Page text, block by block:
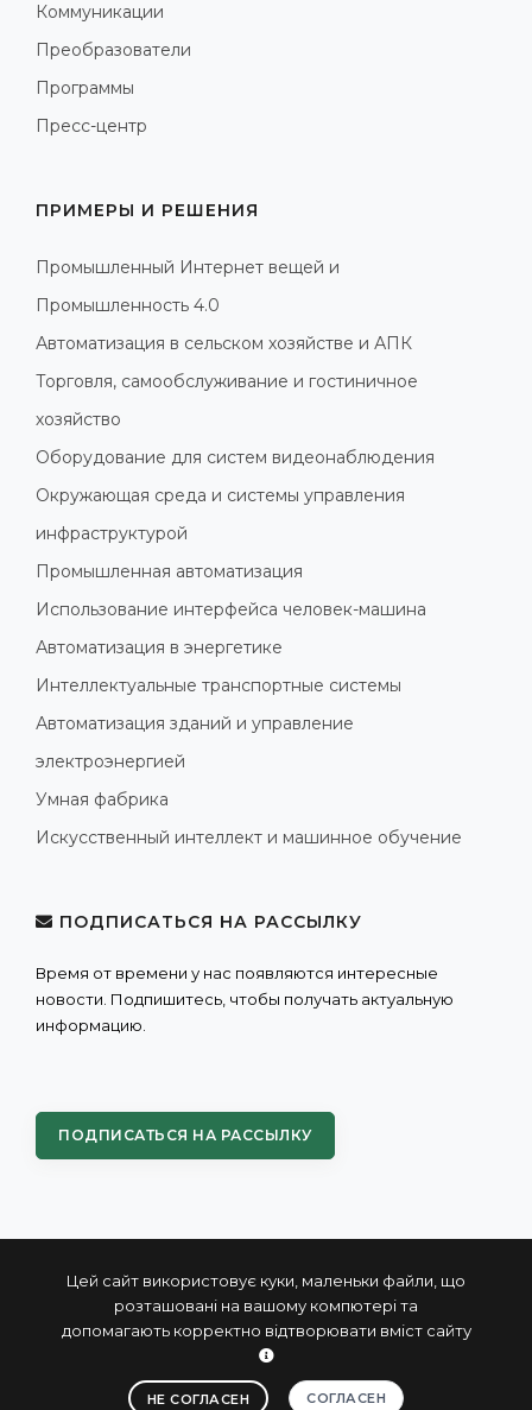
Цей сайт використовує куки, маленьки файли, що
розташовані на вашому компютері та
допомагають корректно відтворювати вміст сайту
НЕ СОГЛАСЕН СОГЛАСЕН
Коммуникации
Преобразователи
Программы
Пресс-центр
ПРИМЕРЫ И РЕШЕНИЯ
Промышленный Интернет вещей и
Промышленность 4.0
Автоматизация в сельском хозяйстве и АПК
Торговля, самообслуживание и гостиничное
хозяйство
Оборудование для систем видеонаблюдения
Окружающая среда и системы управления
инфраструктурой
Промышленная автоматизация
Использование интерфейса человек-машина
Автоматизация в энергетике
Интеллектуальные транспортные системы
Автоматизация зданий и управление
электроэнергией
Умная фабрика
Искусственный интеллект и машинное обучение
ПОДПИСАТЬСЯ НА РАССЫЛКУ
Время от времени у нас появляются интересные
новости. Подпишитесь, чтобы получать актуальную
информацию.
ПОДПИСАТЬСЯ НА РАССЫЛКУ
© 2004 - 2026 ПРОКСИС™ - промышленные компьютеры
и системы